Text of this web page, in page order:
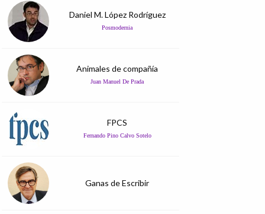
Daniel M. López Rodríguez
Posmodernia
Animales de compañía
Juan Manuel De Prada
FPCS
Fernando Pino Calvo Sotelo
Ganas de Escribir